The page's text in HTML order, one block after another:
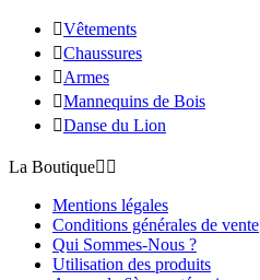
Vêtements
Chaussures
Armes
Mannequins de Bois
Danse du Lion
La Boutique 
Mentions légales
Conditions générales de vente
Qui Sommes-Nous ?
Utilisation des produits